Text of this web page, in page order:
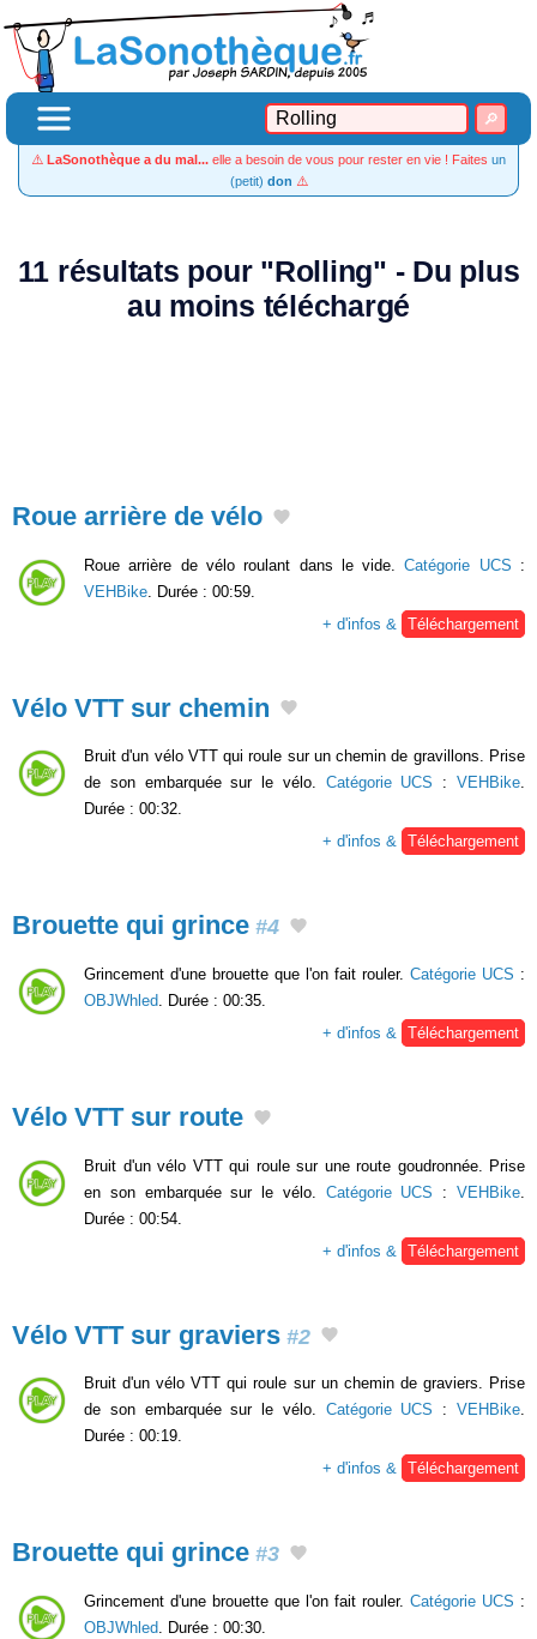
⚠️ LaSonothèque a du mal... elle a besoin de vous pour rester en vie ! Faites un
(petit) don ⚠️
11 résultats pour "Rolling" - Du plus
au moins téléchargé
Roue arrière de vélo
Roue arrière de vélo roulant dans le vide.Catégorie UCS :
VEHBike . Durée : 00:59.
+ d'infos &
Téléchargement
Vélo VTT sur chemin
Bruit d'un vélo VTT qui roule sur un chemin de gravillons. Prise
de son embarquée sur le vélo. Catégorie UCS :VEHBike.
Durée : 00:32.
+ d'infos & Téléchargement
Brouette qui grince #4
Grincement d'une brouette que l'on fait rouler. Catégorie UCS :
OBJWhled . Durée : 00:35.
+ d'infos &
Téléchargement
Vélo VTT sur route
Bruit d'un vélo VTT qui roule sur une route goudronnée. Prise
en son embarquée sur le vélo. Catégorie UCS :VEHBike
Durée : 00:54.
+ d'infos &
Téléchargement
Vélo VTT sur graviers #2
Bruit d'un vélo VTT qui roule sur un chemin de graviers. Prise
de son embarquée sur le vélo. Catégorie UCS :VEHBike.
Durée : 00:19.
+ d'infos & Téléchargement
Brouette qui grince #3
Grincement d'une brouette que l'on fait rouler. Catégorie UCS :
OBJWhled . Durée : 00:30.